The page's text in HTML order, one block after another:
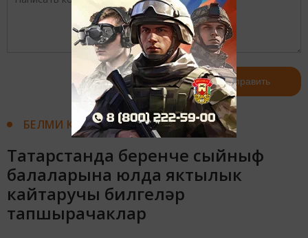
Авторизоваться Отправить
БЕЛМИ КАЛМА
Татарстанда беренче сыйныф
балаларына юлда яктылык
кайтаручы билгеләр
тапшырачаклар